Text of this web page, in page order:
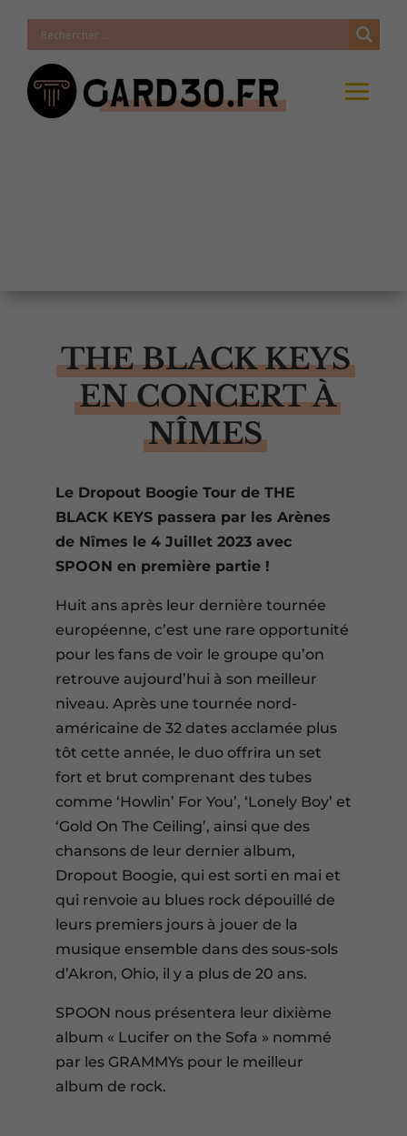
THE BLACK KEYS
EN CONCERT À
NÎMES
Le Dropout Boogie Tour de THE
BLACK KEYS passera par les Arènes
de Nîmes le 4 Juillet 2023 avec
SPOON en première partie !
Huit ans après leur dernière tournée
européenne, c’est une rare opportunité
pour les fans de voir le groupe qu’on
retrouve aujourd’hui à son meilleur
niveau. Après une tournée nord-
américaine de 32 dates acclamée plus
tôt cette année, le duo offrira un set
fort et brut comprenant des tubes
comme ‘Howlin’ For You’, ‘Lonely Boy’ et
‘Gold On The Ceiling’, ainsi que des
chansons de leur dernier album,
Dropout Boogie, qui est sorti en mai et
qui renvoie au blues rock dépouillé de
leurs premiers jours à jouer de la
musique ensemble dans des sous-sols
d’Akron, Ohio, il y a plus de 20 ans.
SPOON nous présentera leur dixième
album « Lucifer on the Sofa » nommé
par les GRAMMYs pour le meilleur
album de rock.